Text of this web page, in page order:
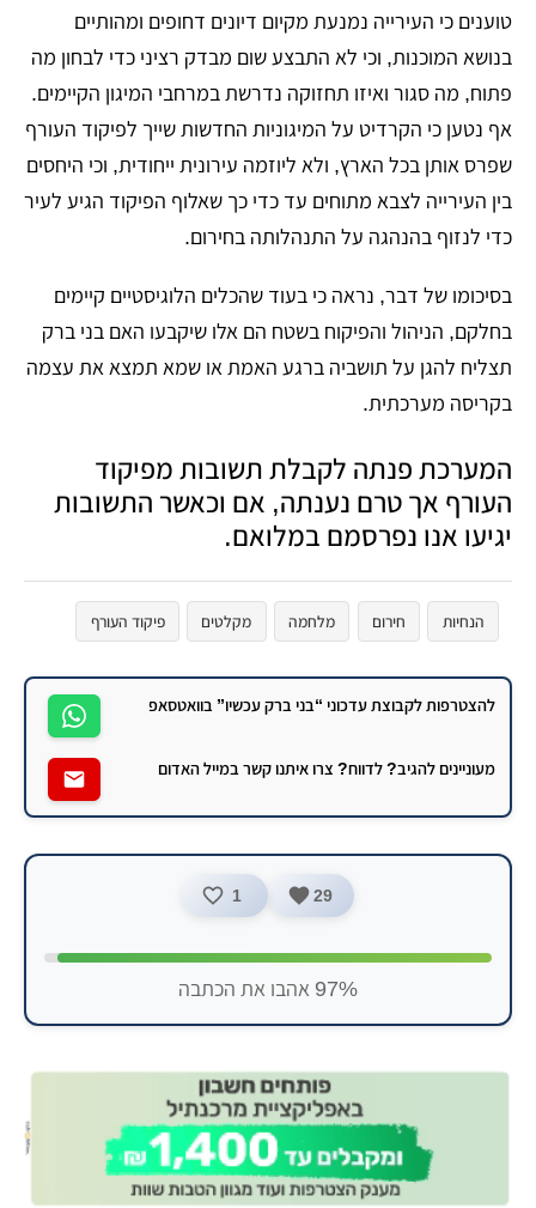
טוענים כי העירייה נמנעת מקיום דיונים דחופים ומהותיים
בנושא המוכנות, וכי לא התבצע שום מבדק רציני כדי לבחון מה
פתוח, מה סגור ואיזו תחזוקה נדרשת במרחבי המיגון הקיימים.
אף נטען כי הקרדיט על המיגוניות החדשות שייך לפיקוד העורף
שפרס אותן בכל הארץ, ולא ליוזמה עירונית ייחודית, וכי היחסים
בין העירייה לצבא מתוחים עד כדי כך שאלוף הפיקוד הגיע לעיר
כדי לנזוף בהנהגה על התנהלותה בחירום.
בסיכומו של דבר, נראה כי בעוד שהכלים הלוגיסטיים קיימים
בחלקם, הניהול והפיקוח בשטח הם אלו שיקבעו האם בני ברק
תצליח להגן על תושביה ברגע האמת או שמא תמצא את עצמה
בקריסה מערכתית.
המערכת פנתה לקבלת תשובות מפיקוד
העורף אך טרם נענתה, אם וכאשר התשובות
יגיעו אנו נפרסמם במלואם.
הנחיות חירום מלחמה מקלטים פיקוד העורף
להצטרפות לקבוצת עדכוני “בני ברק עכשיו” בוואטסאפ
מעוניינים להגיב? לדווח? צרו איתנו קשר במייל האדום
29
1
97% אהבו את הכתבה